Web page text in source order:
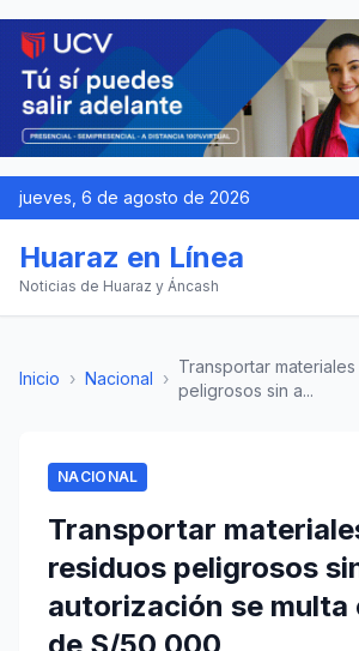
jueves, 6 de agosto de 2026
Huaraz en Línea
Noticias de Huaraz y Áncash
Inicio › Nacional ›
Transportar
peligrosos sin a...
NACIONAL
Transportar
residuos peligrosos
autorización se multa